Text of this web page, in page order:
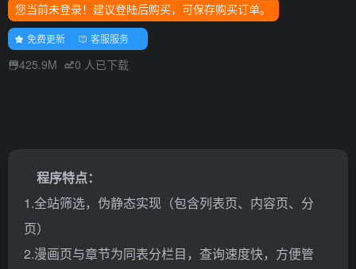
您当前未登录！建议登陆后购买，可保存购买订单。
免费更新 客服服务
425.9M 0 人已下载
程序特点：
1.全站筛选，伪静态实现（包含列表页、内容页、分
页）
2.漫画页与章节为同表分栏目，查询速度快，方便管